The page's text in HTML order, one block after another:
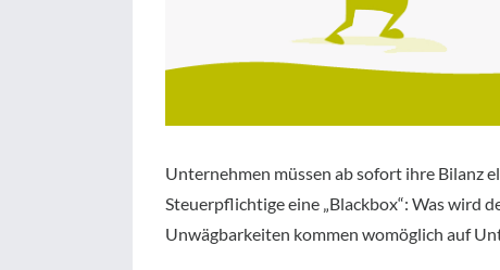
Unternehmen müssen ab sofort ihre Bilanz
Steuerpflichtige eine „Blackbox“: Was wird
Unwägbarkeiten kommen womöglich auf